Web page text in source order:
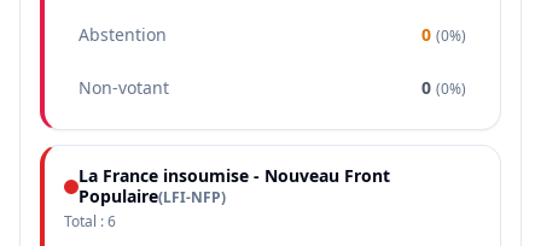
Abstention 0 (0%)
Non-votant 0 (0%)
La France insoumise - Nouveau Front
Populaire(LFI-NFP)
Total :6